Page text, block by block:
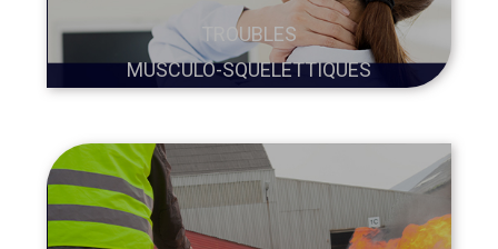
TROUBLES
MUSCULO-SQUELETTIQUES